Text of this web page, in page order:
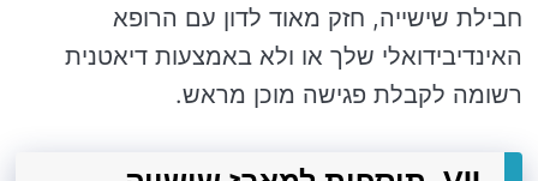
חבילת שישייה, חזק מאוד לדון עם הרופא
האינדיבידואלי שלך או ולא באמצעות דיאטנית
רשומה לקבלת פגישה מוכן מראש.